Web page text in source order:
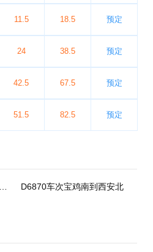
11.5 18.5 预定
24 38.5 预定
42.5 67.5 预定
51.5 82.5 预定
D6870车次宝鸡南到西安北